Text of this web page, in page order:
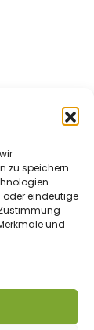
zu speichern
oder eindeutige
und